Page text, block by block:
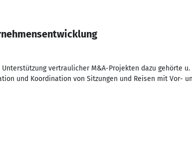
vertraulicher M&A-Projekten dazu gehörte u.
und Koordination von Sitzungen und Reisen mit Vor-